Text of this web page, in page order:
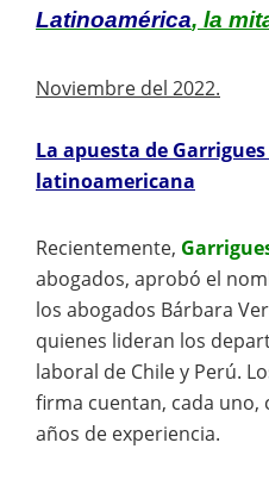
Latinoamérica, la
Noviembre del 2022.
La apuesta de
latinoamericana
Recientemente,
abogados, aprobó el
los abogados Bárbara
quienes lideran los
laboral de Chile y Perú.
firma cuentan, cada uno,
años de experiencia.